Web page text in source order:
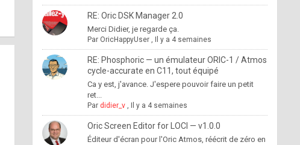
RE: Oric DSK Manager 2.0
Merci Didier, je regarde ça.
Par OricHappyUser, Il y a 4 semaines
RE: Phosphoric — un émulateur ORIC-1 / Atmos
cycle-accurate en C11, tout équipé
Ca y est, j'avance. J'espere pouvoir faire un petit
ret...
Par didier_v, Il y a 4 semaines
Oric Screen Editor for LOCI — v1.0.0
Éditeur d'écran pour l'Oric Atmos, réécrit de zéro en